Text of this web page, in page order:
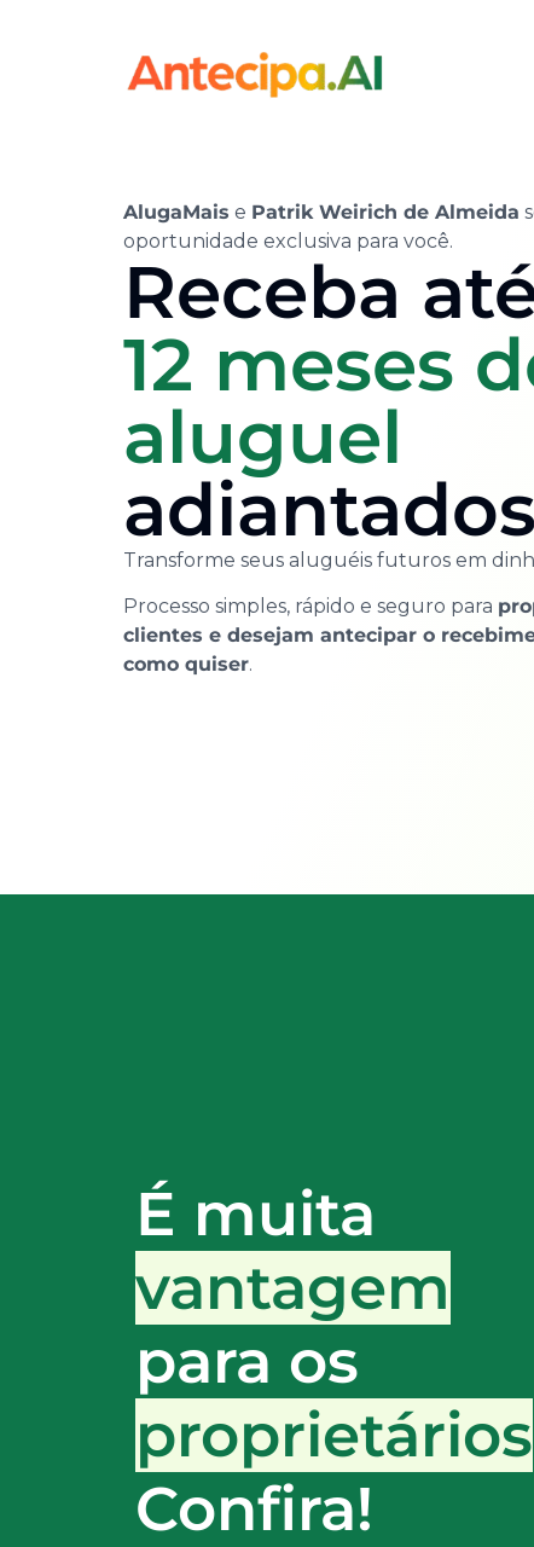
AlugaMais e Patrik Weirich de Almeida
oportunidade exclusiva para você.
Receba
12 meses
aluguel
adiantados
Transforme seus aluguéis futuros em
Processo simples, rápido e seguro para
clientes e desejam antecipar o
como quiser.
É muita
vantagem
para os
proprietários
Confira!